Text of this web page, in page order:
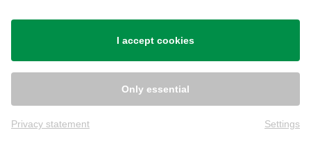
Versand
I accept cookies
Only essential
Privacy statement Settings